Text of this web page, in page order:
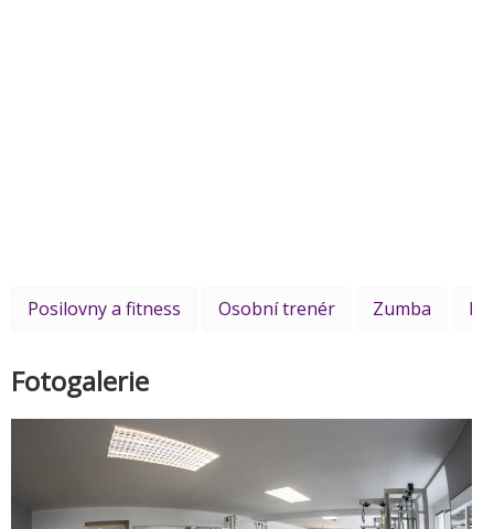
Posilovny a fitness Osobní trenér Zumba
Fotogalerie